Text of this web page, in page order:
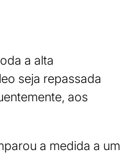
a alta
seja repassada
aos
a medida a um